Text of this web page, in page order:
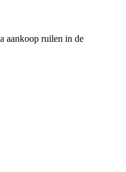
aankoop ruilen in de